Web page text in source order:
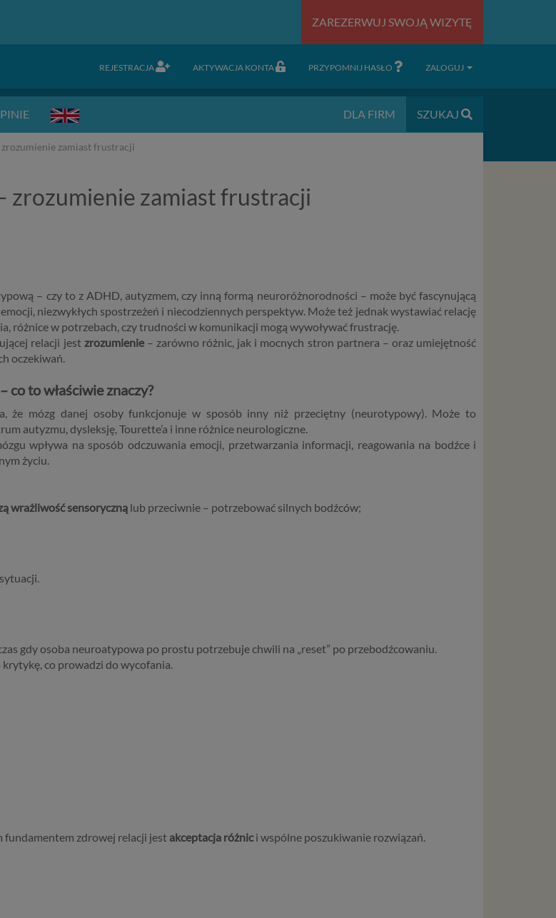
ZAREZERWUJ SWOJĄ WIZYTĘ
REJESTRACJA AKTYWACJA KONTA PRZYPOMNIJ HASŁO ZALOGUJ
DLA FIRM SZUKAJ
zamiast frustracji
zrozumienie zamiast frustracji
– czy to z ADHD, autyzmem, czy inną formą neuroróżnorodności – może być fascynującą
niezwykłych spostrzeżeń i niecodziennych perspektyw. Może też jednak wystawiać relację
różnice w potrzebach, czy trudności w komunikacji mogą wywoływać frustrację.
relacji jest zrozumienie– zarówno różnic, jak i mocnych stron partnera – oraz umiejętność
oczekiwań.
co to właściwie znaczy?
że mózg danej osoby funkcjonuje w sposób inny niż przeciętny (neurotypowy). Może to
autyzmu, dysleksję, Tourette’a i inne różnice neurologiczne.
wpływa na sposób odczuwania emocji, przetwarzania informacji, reagowania na bodźce i
życiu.
wrażliwość sensoryczną lub przeciwnie – potrzebować silnych bodźców;
gdy osoba neuroatypowa po prostu potrzebuje chwili na „reset” po przebodźcowaniu.
co prowadzi do wycofania.
fundamentem zdrowej relacji jest akceptacja różnici wspólne poszukiwanie rozwiązań.